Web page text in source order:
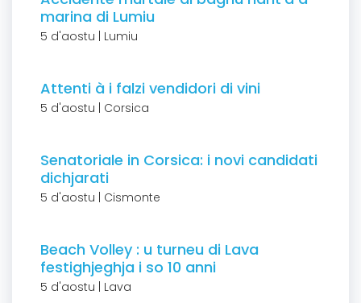
marina di Lumiu
5 d'aostu | Lumiu
Attenti à i falzi vendidori di vini
5 d'aostu | Corsica
Senatoriale in Corsica: i novi candidati
dichjarati
5 d'aostu | Cismonte
Beach Volley : u turneu di Lava
festighjeghja i so 10 anni
5 d'aostu | Lava